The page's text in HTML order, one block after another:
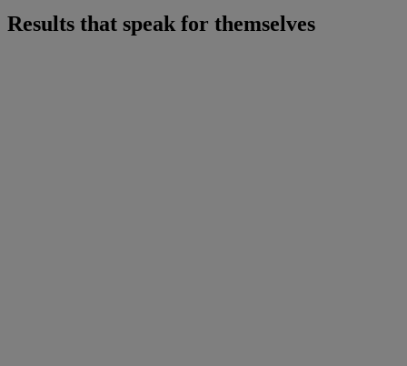
Results that speak for themselves